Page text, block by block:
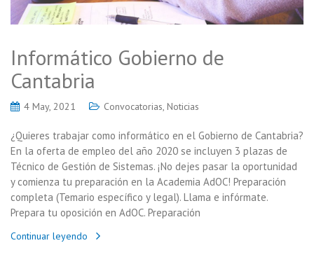
Informático Gobierno de
Cantabria
4 May, 2021 Convocatorias, Noticias
¿Quieres trabajar como informático en el Gobierno de Cantabria?
En la oferta de empleo del año 2020 se incluyen 3 plazas de
Técnico de Gestión de Sistemas. ¡No dejes pasar la oportunidad
y comienza tu preparación en la Academia AdOC! Preparación
completa (Temario específico y legal). Llama e infórmate.
Prepara tu oposición en AdOC. Preparación
Continuar leyendo